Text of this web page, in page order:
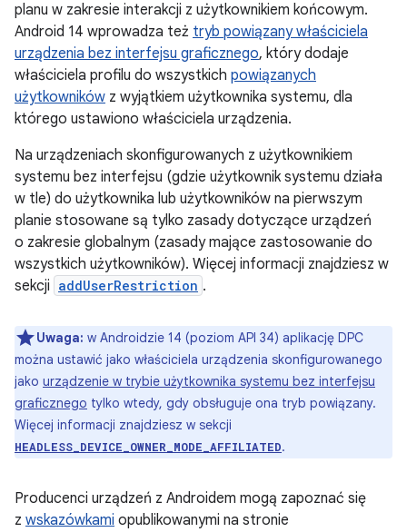
planu w zakresie interakcji z użytkownikiem końcowym.
Android 14 wprowadza też tryb powiązany właściciela
urządzenia bez interfejsu graficznego, który dodaje
właściciela profilu do wszystkich powiązanych
użytkowników z wyjątkiem użytkownika systemu, dla
którego ustawiono właściciela urządzenia.
Na urządzeniach skonfigurowanych z użytkownikiem
systemu bez interfejsu (gdzie użytkownik systemu działa
w tle) do użytkownika lub użytkowników na pierwszym
planie stosowane są tylko zasady dotyczące urządzeń
o zakresie globalnym (zasady mające zastosowanie do
wszystkich użytkowników). Więcej informacji znajdziesz w
sekcji addUserRestriction .
Uwaga: w Androidzie 14 (poziom API 34) aplikację DPC
można ustawić jako właściciela urządzenia skonfigurowanego
jako urządzenie w trybie użytkownika systemu bez interfejsu
graficznego tylko wtedy, gdy obsługuje ona tryb powiązany.
Więcej informacji znajdziesz w sekcji
HEADLESS_DEVICE_OWNER_MODE_AFFILIATED.
Producenci urządzeń z Androidem mogą zapoznać się
z wskazówkami opublikowanymi na stronie